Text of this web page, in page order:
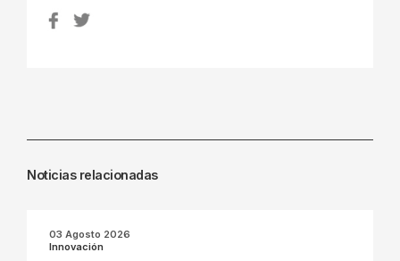
Noticias relacionadas
03 Agosto 2026
Innovación